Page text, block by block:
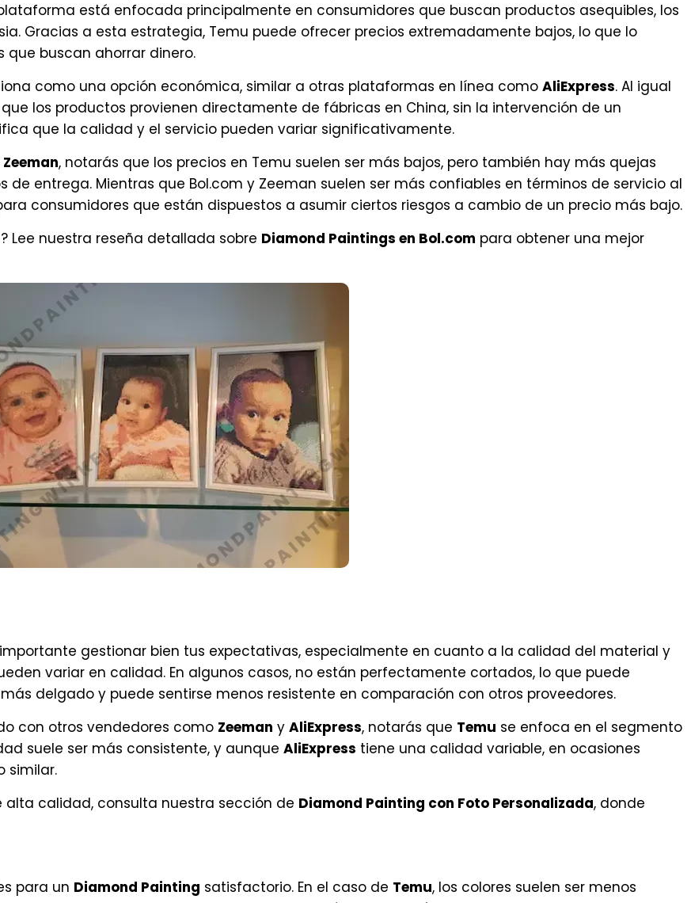
está enfocada principalmente en consumidores que buscan productos asequibles, los
Gracias a esta estrategia, Temu puede ofrecer precios extremadamente bajos, lo que lo
buscan ahorrar dinero.
como una opción económica, similar a otras plataformas en línea como AliExpress. Al igual
que los productos provienen directamente de fábricas en China, sin la intervención de un
que la calidad y el servicio pueden variar significativamente.
Zeeman, notarás que los precios en Temu suelen ser más bajos, pero también hay más quejas
entrega. Mientras que Bol.com y Zeeman suelen ser más confiables en términos de servicio al
consumidores que están dispuestos a asumir ciertos riesgos a cambio de un precio más bajo.
Lee nuestra reseña detallada sobre Diamond Paintings en Bol.com para obtener una mejor
gestionar bien tus expectativas, especialmente en cuanto a la calidad del material y
variar en calidad. En algunos casos, no están perfectamente cortados, lo que puede
delgado y puede sentirse menos resistente en comparación con otros proveedores.
con otros vendedores como Zeeman y AliExpress, notarás que Temu se enfoca en el segmento
suele ser más consistente, y aunque AliExpress tiene una calidad variable, en ocasiones
similar.
alta calidad, consulta nuestra sección de Diamond Painting con Foto Personalizada, donde
para un Diamond Painting satisfactorio. En el caso de Temu, los colores suelen ser menos